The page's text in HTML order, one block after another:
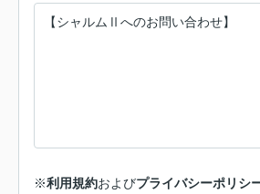
※利用規約およびプライバシーポリシ